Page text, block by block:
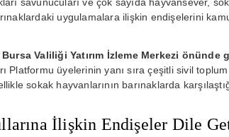
uygulamalara ilişkin endişelerini
Valiliği Yatırım İzleme Merkezi
Platformu üyelerinin yanı sıra çeşitli sivil
sokak hayvanlarının barınaklarda
İlişkin Endişeler Dile